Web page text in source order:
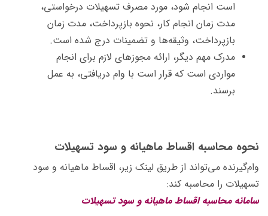
است انجام شود، مورد مصرف تسهیلات درخواستی،
مدت زمان انجام کار، نحوه بازپرداخت، مدت زمان
بازپرداخت، وثیقه‌ها و تضمینات درج شده است.
مدرک مهم دیگر، ارائه مجوزهای لازم برای انجام
مواردی است که قرار است با وام دریافتی، به عمل
برسند.
نحوه محاسبه اقساط ماهیانه و سود تسهیلات
وام‌گیرنده می‌تواند از طریق لینک زیر، اقساط ماهیانه و سود
تسهیلات را محاسبه کند:
سامانه محاسبه اقساط ماهیانه و سود تسهیلات